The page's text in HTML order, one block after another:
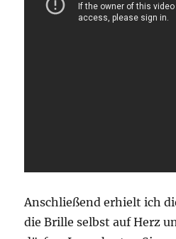
Anschließend erhielt ich
die Brille selbst auf Herz